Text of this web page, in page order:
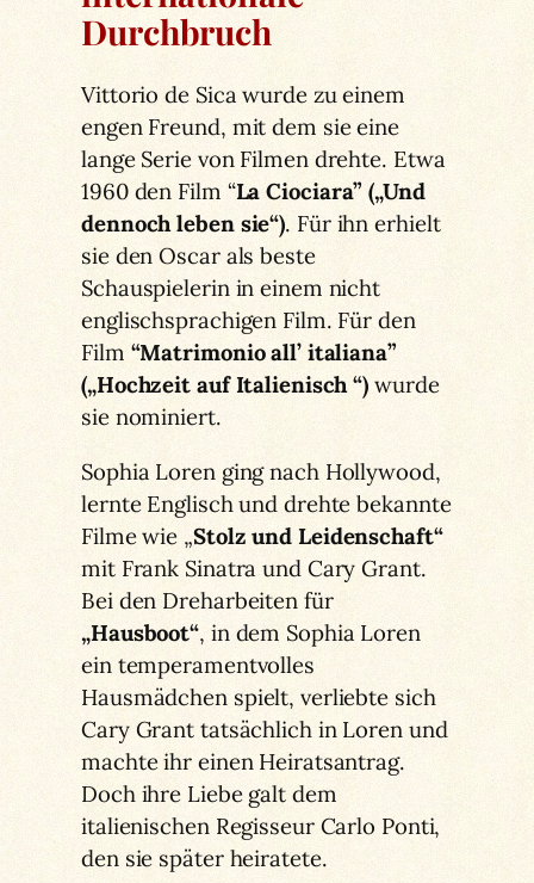
Durchbruch
Vittorio de Sica wurde zu einem
engen Freund, mit dem sie eine
lange Serie von Filmen drehte. Etwa
1960 den Film “La Ciociara” („Und
dennoch leben sie“). Für ihn erhielt
sie den Oscar als beste
Schauspielerin in einem nicht
englischsprachigen Film. Für den
Film “Matrimonio all’ italiana”
(„Hochzeit auf Italienisch “) wurde
sie nominiert.
Sophia Loren ging nach Hollywood,
lernte Englisch und drehte bekannte
Filme wie „Stolz und Leidenschaft“
mit Frank Sinatra und Cary Grant.
Bei den Dreharbeiten für
„Hausboot“, in dem Sophia Loren
ein temperamentvolles
Hausmädchen spielt, verliebte sich
Cary Grant tatsächlich in Loren und
machte ihr einen Heiratsantrag.
Doch ihre Liebe galt dem
italienischen Regisseur Carlo Ponti,
den sie später heiratete.